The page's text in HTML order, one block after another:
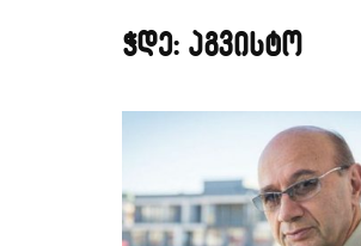
ჭდე: აგვისტო